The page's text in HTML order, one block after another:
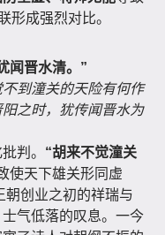
形成强烈对比。
闻晋水清。”
不到潼关的天险有何作
之时，犹传闻晋水为
判。 “胡来不觉潼关
使天下雄关形同虚
朝创业之初的祥瑞与
气低落的叹息。一今